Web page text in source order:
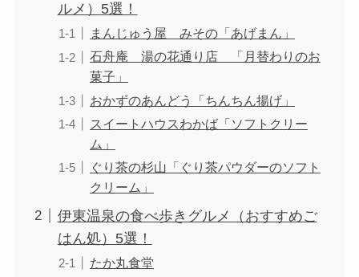
ルメ）5選！
まんじゅう屋 みその「あげまん」
石舟庵 湯の花通り店 「月替わりのお
菓子」
おかずのあんどう「ちんちん揚げ」
スイートハウスわかば「ソフトクリー
ム」
ぐり茶の杉山「ぐり茶パウダーのソフト
クリーム」
伊東温泉の食べ歩きグルメ（おすすめご
はん処）5選！
たか丸食堂